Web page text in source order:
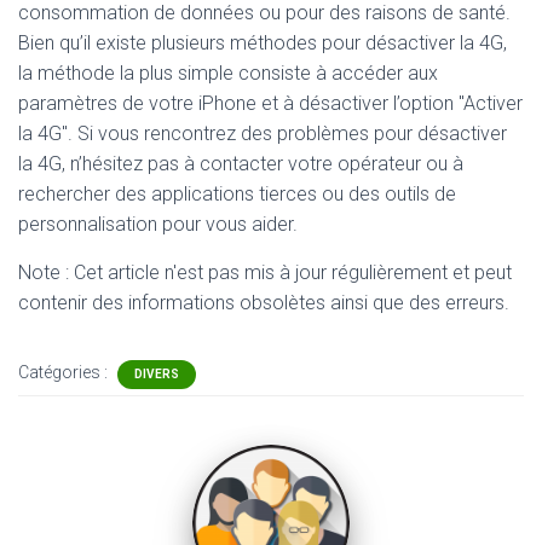
consommation de données ou pour des raisons de santé.
Bien qu’il existe plusieurs méthodes pour désactiver la 4G,
la méthode la plus simple consiste à accéder aux
paramètres de votre iPhone et à désactiver l’option "Activer
la 4G". Si vous rencontrez des problèmes pour désactiver
la 4G, n’hésitez pas à contacter votre opérateur ou à
rechercher des applications tierces ou des outils de
personnalisation pour vous aider.
Note : Cet article n'est pas mis à jour régulièrement et peut
contenir des informations obsolètes ainsi que des erreurs.
Catégories : DIVERS